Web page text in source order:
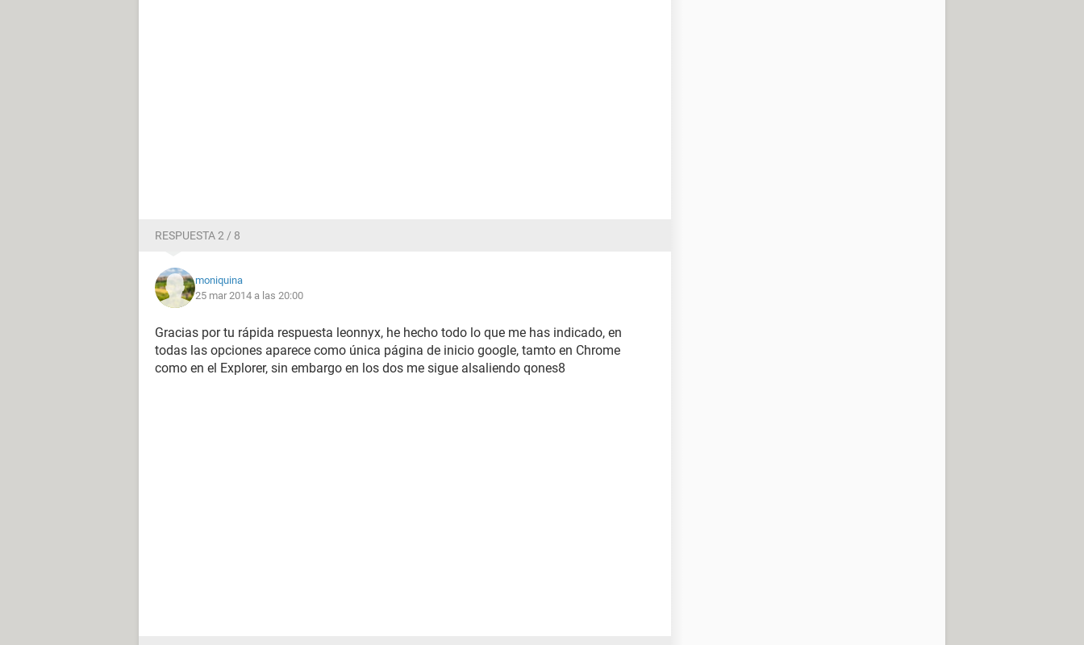
RESPUESTA 2 / 8
moniquina
25 mar 2014 a las 20:00
Gracias por tu rápida respuesta leonnyx, he hecho todo lo que me has indicado, en
todas las opciones aparece como única página de inicio google, tamto en Chrome
como en el Explorer, sin embargo en los dos me sigue alsaliendo qones8